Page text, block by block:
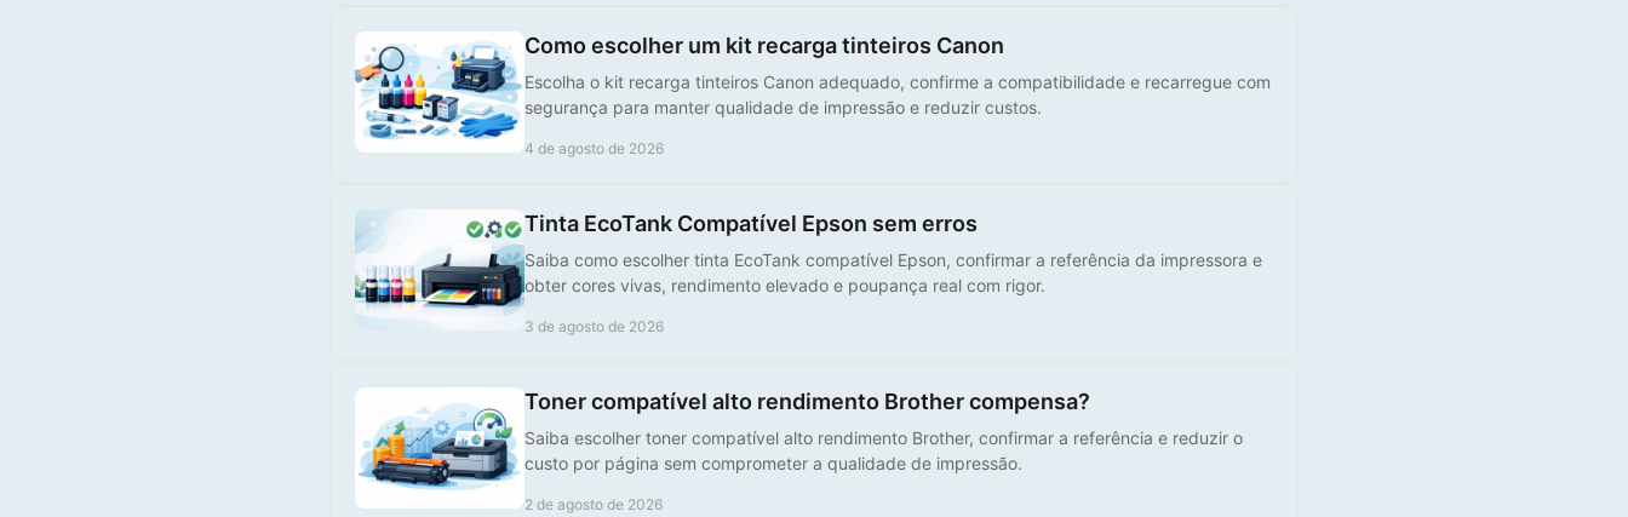
Como escolher um kit recarga tinteiros Canon
Escolha o kit recarga tinteiros Canon adequado, confirme a compatibilidade e recarregue com
segurança para manter qualidade de impressão e reduzir custos.
4 de agosto de 2026
Tinta EcoTank Compatível Epson sem erros
Saiba como escolher tinta EcoTank compatível Epson, confirmar a referência da impressora e
obter cores vivas, rendimento elevado e poupança real com rigor.
3 de agosto de 2026
Toner compatível alto rendimento Brother compensa?
Saiba escolher toner compatível alto rendimento Brother, confirmar a referência e reduzir o
custo por página sem comprometer a qualidade de impressão.
2 de agosto de 2026